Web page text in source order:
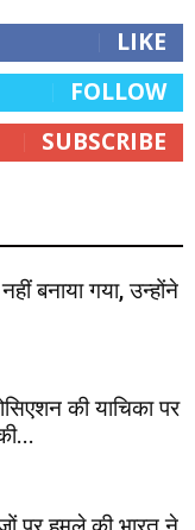
LIKE
FOLLOW
SUBSCRIBE
बनाया गया, उन्होंने
की याचिका पर